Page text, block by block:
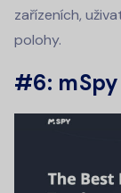
zařízeních,
polohy.
#6: mSpy